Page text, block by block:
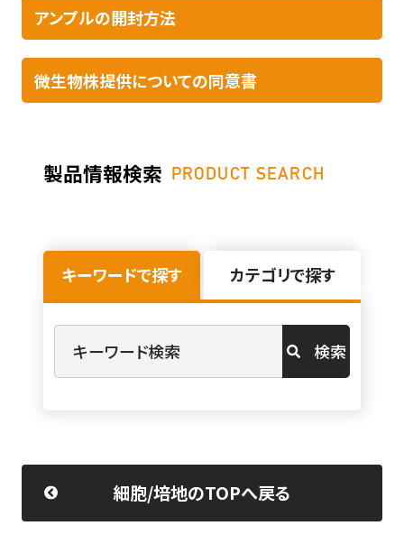
アンプルの開封方法​
微生物株提供についての同意書
製品情報検索 PRODUCT SEARCH
キーワードで探す カテゴリで探す
検索
細胞/培地のTOPへ戻る